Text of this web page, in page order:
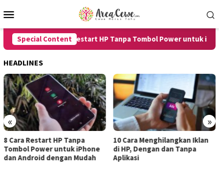
to
Menu
Special Content
8 Cara Restart HP Tanpa Tombol Power untuk
HEADLINES
« »
8 Cara Restart HP Tanpa
Tombol Power untuk iPhone
dan Android dengan Mudah
10 Cara Menghilangkan Iklan
di HP, Dengan dan Tanpa
Aplikasi